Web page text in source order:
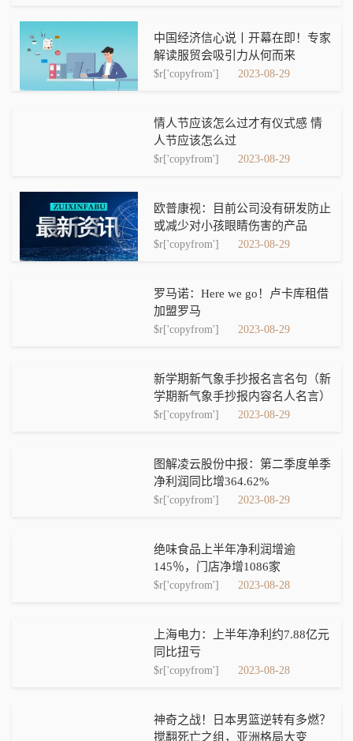
中国经济信心说丨开幕在即！专家
解读服贸会吸引力从何而来
$r['copyfrom'] 2023-08-29
情人节应该怎么过才有仪式感 情
人节应该怎么过
$r['copyfrom'] 2023-08-29
欧普康视：目前公司没有研发防止
或减少对小孩眼睛伤害的产品
$r['copyfrom'] 2023-08-29
罗马诺：Here we go！卢卡库租借
加盟罗马
$r['copyfrom'] 2023-08-29
新学期新气象手抄报名言名句（新
学期新气象手抄报内容名人名言）
$r['copyfrom'] 2023-08-29
图解凌云股份中报：第二季度单季
净利润同比增364.62%
$r['copyfrom'] 2023-08-29
绝味食品上半年净利润增逾
145％，门店净增1086家
$r['copyfrom'] 2023-08-28
上海电力：上半年净利约7.88亿元
同比扭亏
$r['copyfrom'] 2023-08-28
神奇之战！日本男篮逆转有多燃？
搅翻死亡之组，亚洲格局大变